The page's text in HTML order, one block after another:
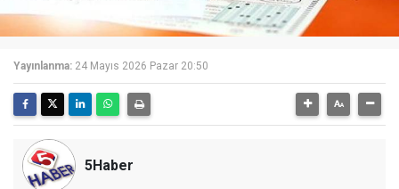
Yayınlanma: 24 Mayıs 2026 Pazar 20:50
5Haber